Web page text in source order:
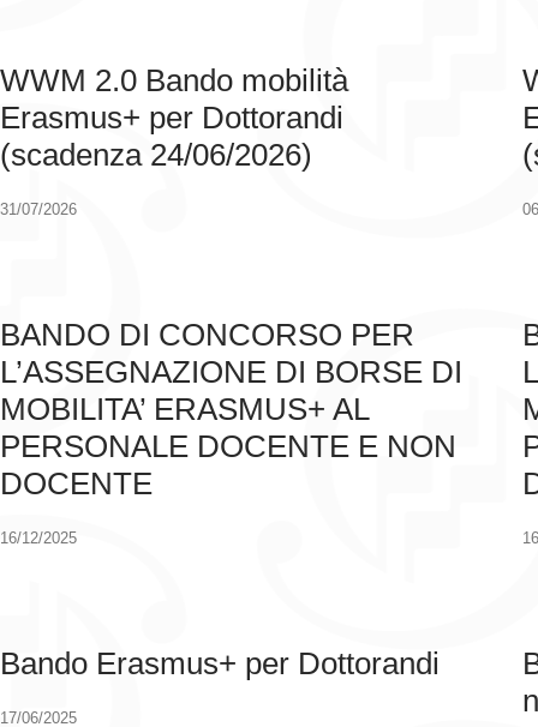
WWM 2.0 Bando mobilità
Erasmus+ per Dottorandi
(scadenza 24/06/2026)
31/07/2026
BANDO DI CONCORSO PER
L’ASSEGNAZIONE DI BORSE DI
MOBILITA’ ERASMUS+ AL
PERSONALE DOCENTE E NON
DOCENTE
16/12/2025
Bando Erasmus+ per Dottorandi
17/06/2025